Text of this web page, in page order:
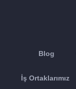
Blog
İş Ortaklarımız